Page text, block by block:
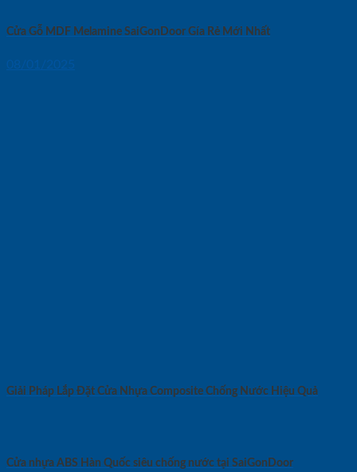
Cửa Gỗ MDF Melamine SaiGonDoor Gía Rẻ Mới Nhất
08/01/2025
Giải Pháp Lắp Đặt Cửa Nhựa Composite Chống Nước Hiệu Quả
Cửa nhựa ABS Hàn Quốc siêu chống nước tại SaiGonDoor